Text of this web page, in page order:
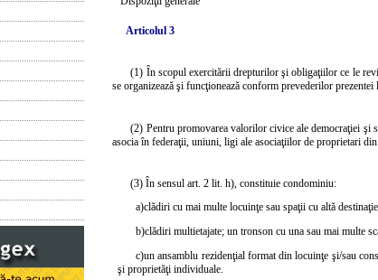
Articolul 3
(1) În scopul exercitării drepturilor şi obligaţiilor ce le
se organizează şi funcţionează conform prevederilor prezentei
(2) Pentru promovarea valorilor civice ale democraţiei şi
asocia în federaţii, uniuni, ligi ale asociaţiilor de proprietari
(3) În sensul art. 2 lit. h), constituie condominiu:
a)clădiri cu mai multe locuinţe sau spaţii cu altă
b)clădiri multietajate; un tronson cu una sau mai multe
c)un ansamblu rezidenţial format din locuinţe şi/sau
şi proprietăţi individuale.